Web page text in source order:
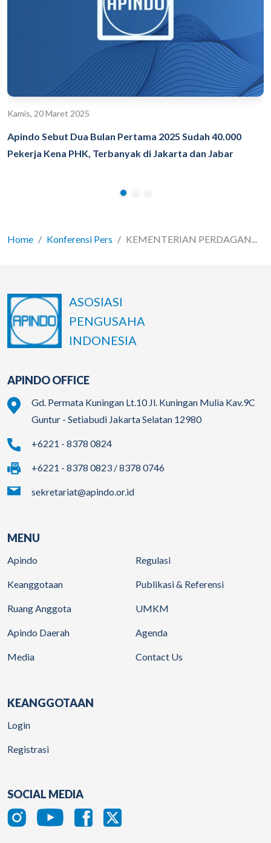
Kamis, 20 Maret 2025
Apindo Sebut Dua Bulan Pertama 2025 Sudah 40.000
Pekerja Kena PHK, Terbanyak di Jakarta dan Jabar
Home Konferensi Pers KEMENTERIAN PERDAGAN...
ASOSIASI
PENGUSAHA
INDONESIA
APINDO OFFICE
Gd. Permata Kuningan Lt.10 Jl. Kuningan Mulia Kav.9C
Guntur - Setiabudi Jakarta Selatan 12980
+6221 - 8378 0824
+6221 - 8378 0823 / 8378 0746
sekretariat@apindo.or.id
MENU
Apindo
Keanggotaan
Ruang Anggota
Apindo Daerah
Media
Regulasi
Publikasi & Referensi
UMKM
Agenda
Contact Us
KEANGGOTAAN
Login
Registrasi
SOCIAL MEDIA